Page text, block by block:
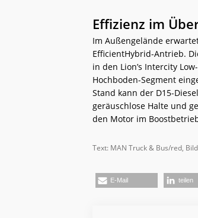
Effizienz im
Im Außengelände
EfficientHybrid-Antrieb.
in den Lion’s Intercity
Hochboden-Segment
Stand kann der D15-
geräuschlose Halte und
den Motor im
Text: MAN Truck & Bus/red,
E-Mail teilen